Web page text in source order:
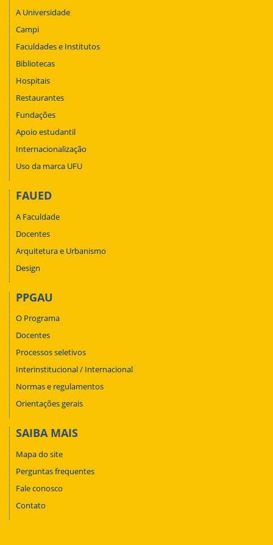
A Universidade
Campi
Faculdades e Institutos
Bibliotecas
Hospitais
Restaurantes
Fundações
Apoio estudantil
Internacionalização
Uso da marca UFU
FAUED
A Faculdade
Docentes
Arquitetura e Urbanismo
Design
PPGAU
O Programa
Docentes
Processos seletivos
Interinstitucional / Internacional
Normas e regulamentos
Orientações gerais
SAIBA MAIS
Mapa do site
Perguntas frequentes
Fale conosco
Contato